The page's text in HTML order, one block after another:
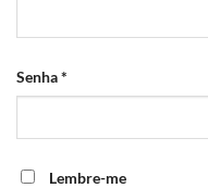
Senha*
Lembre-me